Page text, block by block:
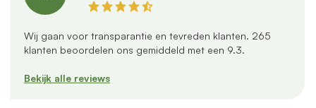
Wij gaan voor transparantie en tevreden klanten. 265
klanten beoordelen ons gemiddeld met een 9.3.
Bekijk alle reviews